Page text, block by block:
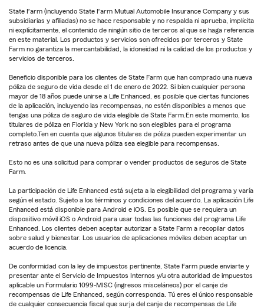
State Farm (incluyendo State Farm Mutual Automobile Insurance Company y sus
subsidiarias y afiliadas) no se hace responsable y no respalda ni aprueba, implícita
ni explícitamente, el contenido de ningún sitio de terceros al que se haga referencia
en este material. Los productos y servicios son ofrecidos por terceros y State
Farm no garantiza la mercantabilidad, la idoneidad ni la calidad de los productos y
servicios de terceros.
Beneficio disponible para los clientes de State Farm que han comprado una nueva
póliza de seguro de vida desde el 1 de enero de 2022. Si bien cualquier persona
mayor de 18 años puede unirse a Life Enhanced, es posible que ciertas funciones
de la aplicación, incluyendo las recompensas, no estén disponibles a menos que
tengas una póliza de seguro de vida elegible de State Farm.En este momento, los
titulares de póliza en Florida y New York no son elegibles para el programa
completo.Ten en cuenta que algunos titulares de póliza pueden experimentar un
retraso antes de que una nueva póliza sea elegible para recompensas.
Esto no es una solicitud para comprar o vender productos de seguros de State
Farm.
La participación de Life Enhanced está sujeta a la elegibilidad del programa y varía
según el estado. Sujeto a los términos y condiciones del acuerdo. La aplicación Life
Enhanced está disponible para Android e iOS. Es posible que se requiera un
dispositivo móvil iOS o Android para usar todas las funciones del programa Life
Enhanced. Los clientes deben aceptar autorizar a State Farm a recopilar datos
sobre salud y bienestar. Los usuarios de aplicaciones móviles deben aceptar un
acuerdo de licencia.
De conformidad con la ley de impuestos pertinente, State Farm puede enviarte y
presentar ante el Servicio de Impuestos Internos y/u otra autoridad de impuestos
aplicable un Formulario 1099-MISC (ingresos misceláneos) por el canje de
recompensas de Life Enhanced, según corresponda. Tú eres el único responsable
de cualquier consecuencia fiscal que surja del canje de recompensas de Life